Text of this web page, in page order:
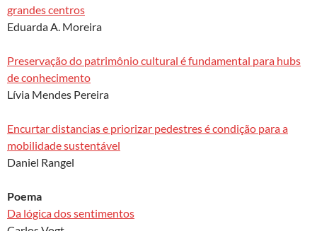
grandes centros
Eduarda A. Moreira
Preservação do patrimônio cultural é fundamental para hubs
de conhecimento
Lívia Mendes Pereira
Encurtar distancias e priorizar pedestres é condição para a
mobilidade sustentável
Daniel Rangel
Poema
Da lógica dos sentimentos